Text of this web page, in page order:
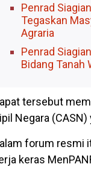
Penrad
Tegaskan
Agraria
Penrad
Bidang Tanah
tersebut
Negara
forum resmi
keras